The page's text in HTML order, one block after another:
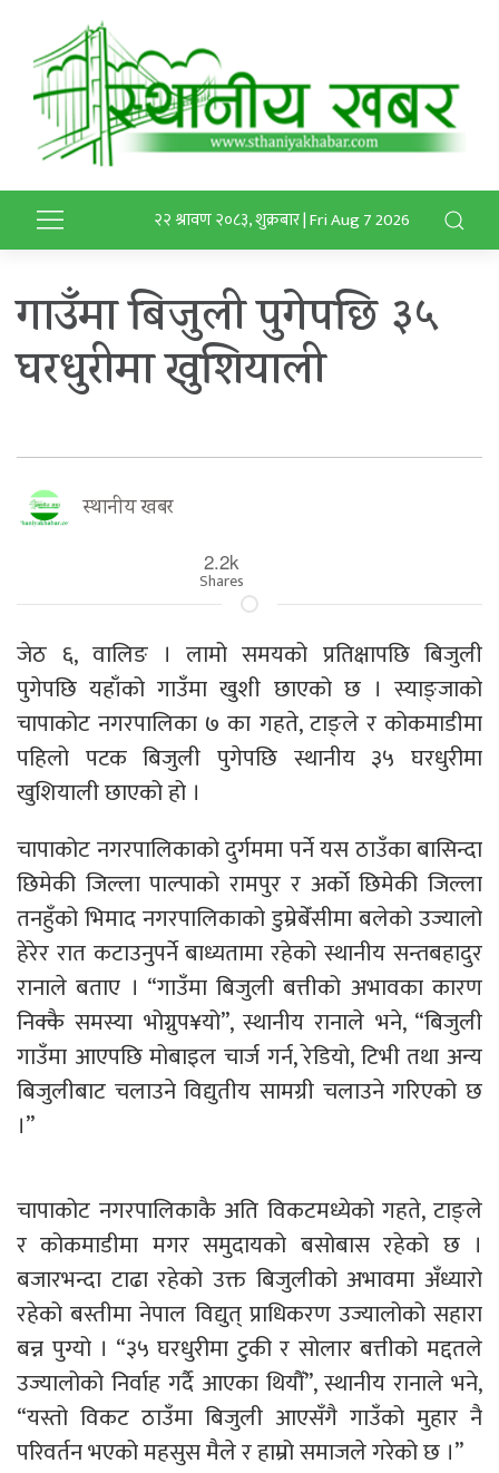
२२ श्रावण २०८३, शुक्रबार | Fri Aug 7 2026
गाउँमा बिजुली पुगेपछि ३५
घरधुरीमा खुशियाली
स्थानीय खबर
2.2k
Shares
जेठ ६, वालिङ । लामो समयको प्रतिक्षापछि बिजुली
पुगेपछि यहाँको गाउँमा खुशी छाएको छ । स्याङ्जाको
चापाकोट नगरपालिका ७ का गहते, टाङ्ले र कोकमाडीमा
पहिलो पटक बिजुली पुगेपछि स्थानीय ३५ घरधुरीमा
खुशियाली छाएको हो ।
चापाकोट नगरपालिकाको दुर्गममा पर्ने यस ठाउँका बासिन्दा
छिमेकी जिल्ला पाल्पाको रामपुर र अर्को छिमेकी जिल्ला
तनहुँको भिमाद नगरपालिकाको डुम्रेबेँसीमा बलेको उज्यालो
हेरेर रात कटाउनुपर्ने बाध्यतामा रहेको स्थानीय सन्तबहादुर
रानाले बताए । “गाउँमा बिजुली बत्तीको अभावका कारण
निक्कै समस्या भोग्नुप¥यो”, स्थानीय रानाले भने, “बिजुली
गाउँमा आएपछि मोबाइल चार्ज गर्न, रेडियो, टिभी तथा अन्य
बिजुलीबाट चलाउने विद्युतीय सामग्री चलाउने गरिएको छ
।”
चापाकोट नगरपालिकाकै अति विकटमध्येको गहते, टाङ्ले
र कोकमाडीमा मगर समुदायको बसोबास रहेको छ ।
बजारभन्दा टाढा रहेको उक्त बिजुलीको अभावमा अँध्यारो
रहेको बस्तीमा नेपाल विद्युत् प्राधिकरण उज्यालोको सहारा
बन्न पुग्यो । “३५ घरधुरीमा टुकी र सोलार बत्तीको मद्दतले
उज्यालोको निर्वाह गर्दै आएका थियौँ”, स्थानीय रानाले भने,
“यस्तो विकट ठाउँमा बिजुली आएसँगै गाउँको मुहार नै
परिवर्तन भएको महसुस मैले र हाम्रो समाजले गरेको छ ।”